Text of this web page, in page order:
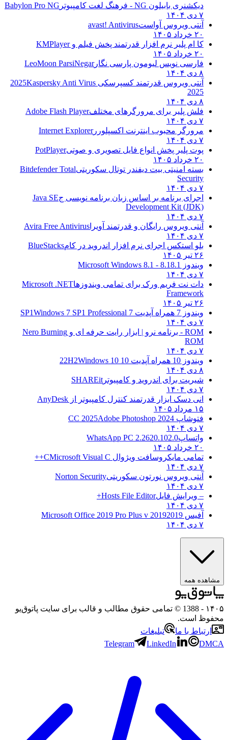
دیکشنری بابیلون NG - فرهنگ لغت کامپیوتر
Babylon Pro NG
۷ دی ۱۴۰۴
آنتی ویروس آواستavast! Antivirus
۲۰ خرداد ۱۴۰۵
کا ام پلیر نرم افزار قدرتمند پخش فیلم وKMPlayer
۲۰ خرداد ۱۴۰۵
فارسی نویس لیومون پارسی نگارLeoMoon ParsiNegar
۸ دی ۱۴۰۴
آنتی ویروس قدرتمند کسپرسکی 2025 Kaspersky Anti Virus
2025
۸ دی ۱۴۰۴
فلش پلیر برای مرورگرهای مختلفAdobe Flash Player
۷ دی ۱۴۰۴
مرورگر محبوب اینترنت اکسپلوررInternet Explorer
۷ دی ۱۴۰۴
پوت پلیر پخش انواع فایل تصویری و صوتیPotPlayer
۲۰ خرداد ۱۴۰۵
بسته امنیتی بیت دیفندر توتال سکوریتیBitdefender Total
Security
۷ دی ۱۴۰۴
اجرای برنامه بر اساس زبان برنامه نویسی جJava SE
Development Kit (JDK)
۷ دی ۱۴۰۴
آنتی ویروس رایگان و قدرتمند آویرا Avira Free Antivirus
۷ دی ۱۴۰۴
بلو استکس اجرای نرم افزار اندروید در کامBlueStacks
۲۶ تیر ۱۴۰۵
ویندوز 8.1
8.1 - Microsoft Windows 8.1
۷ دی ۱۴۰۴
دات نت فریم ورک برای تمامی ویندوزهاMicrosoft .NET
Framework
۲۶ تیر ۱۴۰۵
ویندوز 7 همراه آپدیت 7 SP1
Windows 7 SP1 Professional
۷ دی ۱۴۰۴
ROM - برنامه نرو | ابزار رایت حرفه ای و
Nero Burning
ROM
۷ دی ۱۴۰۴
ویندوز 10 همراه آپدیت 10 22H2
Windows 10
۸ دی ۱۴۰۴
شیریت برای اندروید و کامپیوتر SHAREit
۷ دی ۱۴۰۴
انی دسک ابزار قدرتمند کنترل کامپیوتر از AnyDesk
۱۵ مرداد ۱۴۰۵
فتوشاپ CC 2025 Adobe Photoshop 2024
۷ دی ۱۴۰۴
واتساپWhatsApp PC 2.2620.102.0
۲۰ خرداد ۱۴۰۵
تمامی مایکروسافت ویژوال C Microsoft Visual C++
۷ دی ۱۴۰۴
آنتی ویروس نورتون سکوریتیNorton Security
۷ دی ۱۴۰۴
– ویرایش فایلHosts File Editor+
۷ دی ۱۴۰۴
آفیس 2019 2019 Microsoft Office 2019 Pro Plus v
۷ دی ۱۴۰۴
مشاهده همه
۱۴۰۵
- 1388 © تمامی حقوق مطالب و قالب برای سایت پاتوق‌یو
محفوظ است.
ارتباط با ما
تبلیغات
Telegram
LinkedIn DMCA